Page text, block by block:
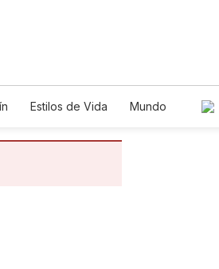
Estilos de Vida
Mundo